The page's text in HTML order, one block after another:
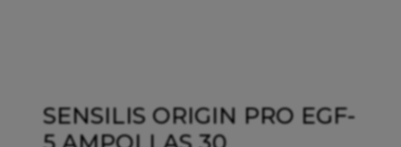
SENSILIS ORIGIN PRO EGF-